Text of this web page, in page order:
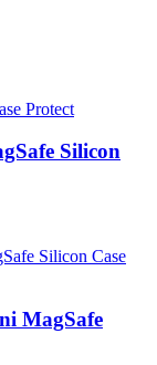
Silicon
MagSafe